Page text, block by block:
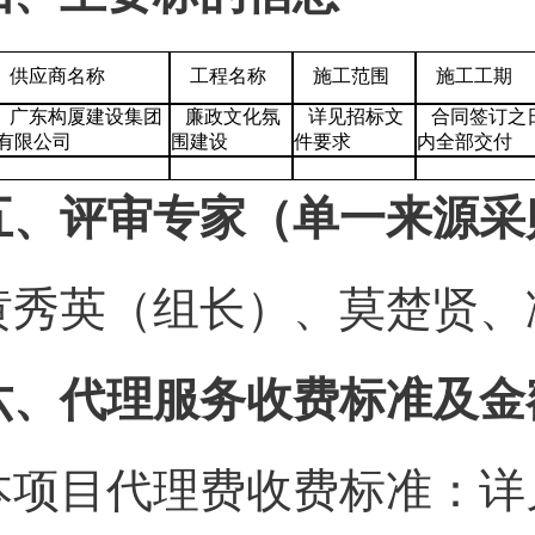
应商名称 工程名称 施工范围
施工工期
东构厦建设集团
限公司
廉政文化氛
围建设
详见招标文
件要求
合同签订之
内全部交付
、评审专家（单一来源
秀英（组长）、莫楚贤
、代理服务收费标准及
项目代理费收费标准：